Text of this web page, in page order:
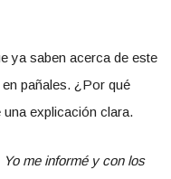
ya saben acerca de este
pañales. ¿Por qué
explicación clara.
me informé y con los